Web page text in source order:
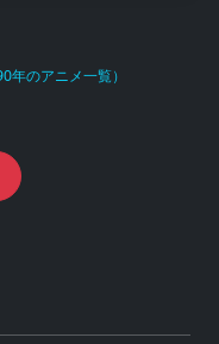
年のアニメ一覧）